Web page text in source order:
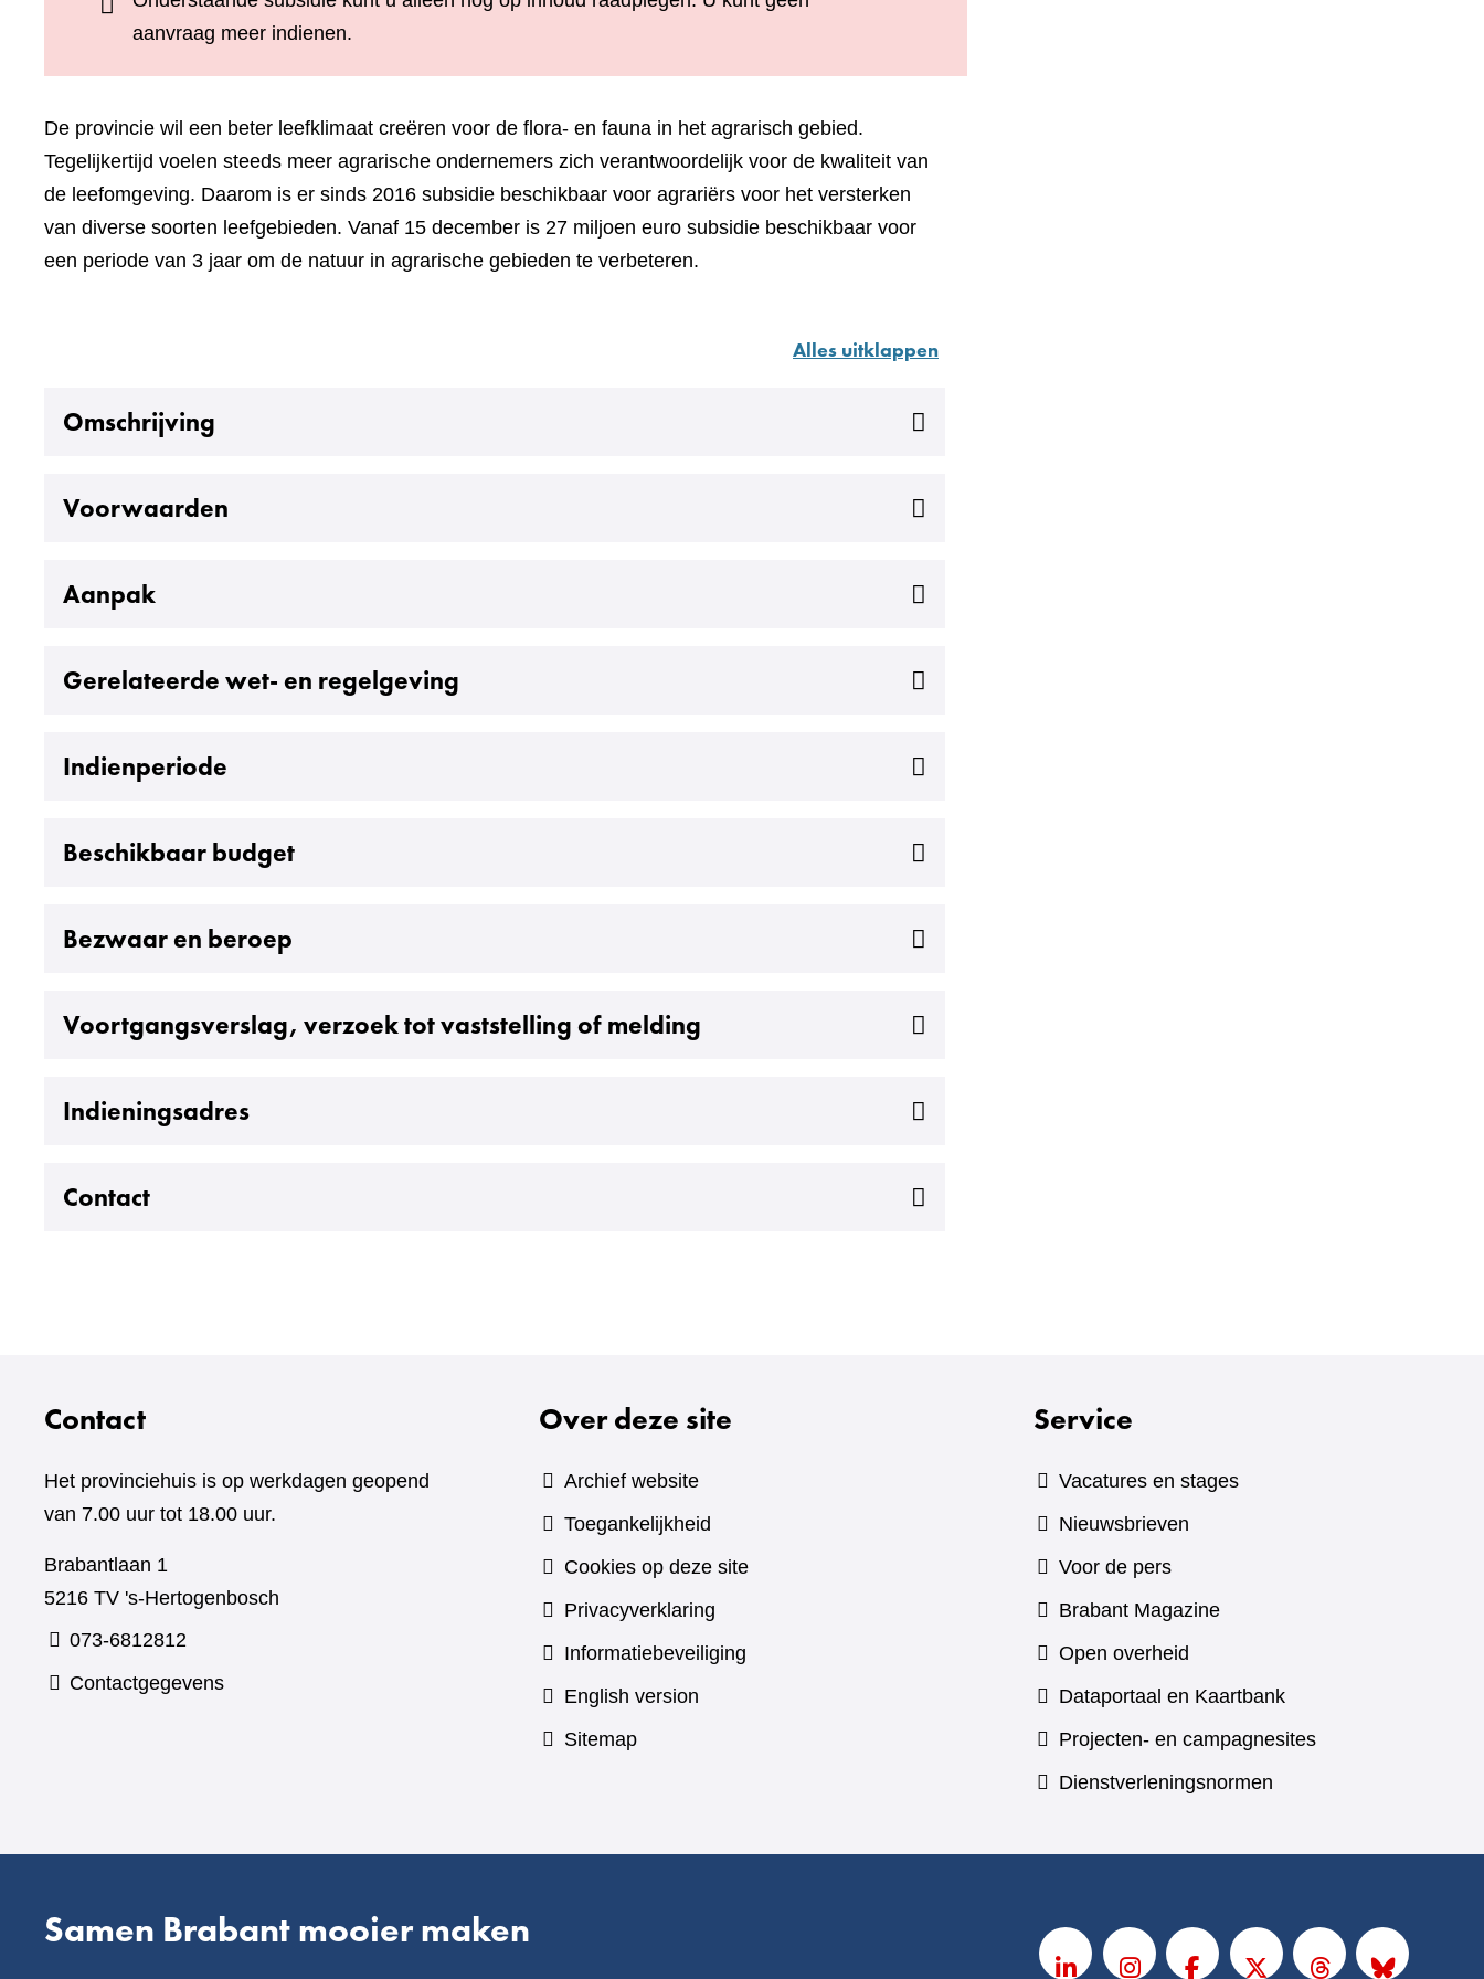
aanvraag meer indienen.
De provincie wil een beter leefklimaat creëren voor de flora- en fauna in het agrarisch gebied.
Tegelijkertijd voelen steeds meer agrarische ondernemers zich verantwoordelijk voor de kwaliteit van
de leefomgeving. Daarom is er sinds 2016 subsidie beschikbaar voor agrariërs voor het versterken
van diverse soorten leefgebieden. Vanaf 15 december is 27 miljoen euro subsidie beschikbaar voor
een periode van 3 jaar om de natuur in agrarische gebieden te verbeteren.
Alles uitklappen
Omschrijving
Uitklappen
Voorwaarden
Uitklappen
Aanpak
Uitklappen
Gerelateerde wet- en regelgeving
Uitklappen
Indienperiode
Uitklappen
Beschikbaar budget
Uitklappen
Bezwaar en beroep
Uitklappen
Voortgangsverslag, verzoek tot vaststelling of melding
Uitklappen
Indieningsadres
Uitklappen
Contact
Uitklappen
Contact
Het provinciehuis is op werkdagen geopend
van 7.00 uur tot 18.00 uur.
Brabantlaan 1
5216 TV 's-Hertogenbosch
073-6812812
Contactgegevens
Over deze site
Archief website
Toegankelijkheid
Cookies op deze site
Privacyverklaring
Informatiebeveiliging
English version
Sitemap
Service
Vacatures en stages
Nieuwsbrieven
Voor de pers
Brabant Magazine(verwijst
andere
website)
Open overheid
Dataportaal en Kaartbank(verwijst
naar
Projecten- en campagnesites
Dienstverleningsnormen
Samen Brabant mooier maken